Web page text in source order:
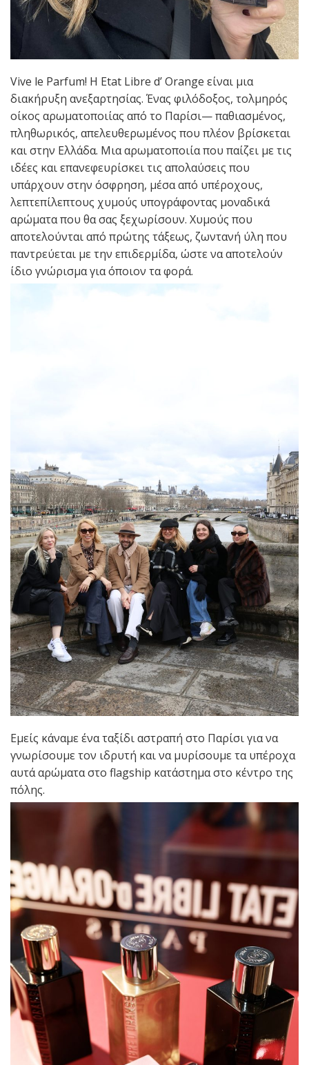
Vive le Parfum! Η Etat Libre d’ Orange είναι μια
διακήρυξη ανεξαρτησίας. Ένας φιλόδοξος, τολμηρός
οίκος αρωματοποιίας από το Παρίσι— παθιασμένος,
πληθωρικός, απελευθερωμένος που πλέον βρίσκεται
και στην Ελλάδα. Μια αρωματοποιία που παίζει με τις
ιδέες και επανεφευρίσκει τις απολαύσεις που
υπάρχουν στην όσφρηση, μέσα από υπέροχους,
λεπτεπίλεπτους χυμούς υπογράφοντας μοναδικά
αρώματα που θα σας ξεχωρίσουν. Χυμούς που
αποτελούνται από πρώτης τάξεως, ζωντανή ύλη που
παντρεύεται με την επιδερμίδα, ώστε να αποτελούν
ίδιο γνώρισμα για όποιον τα φορά.
Eμείς κάναμε ένα ταξίδι αστραπή στο Παρίσι για να
γνωρίσουμε τον ιδρυτή και να μυρίσουμε τα υπέροχα
αυτά αρώματα στο flagship κατάστημα στο κέντρο της
πόλης.